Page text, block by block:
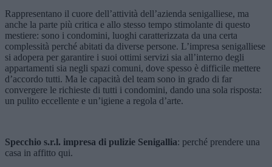
Rappresentano il cuore dell’attività dell’azienda senigalliese, ma
anche la parte più critica e allo stesso tempo stimolante di questo
mestiere: sono i condomini, luoghi caratterizzata da una certa
complessità perché abitati da diverse persone. L’impresa senigalliese
si adopera per garantire i suoi ottimi servizi sia all’interno degli
appartamenti sia negli spazi comuni, dove spesso è difficile mettere
d’accordo tutti. Ma le capacità del team sono in grado di far
convergere le richieste di tutti i condomini, dando una sola risposta:
un pulito eccellente e un’igiene a regola d’arte.
Specchio s.r.l. impresa di pulizie Senigallia: perché prendere una
casa in affitto qui.